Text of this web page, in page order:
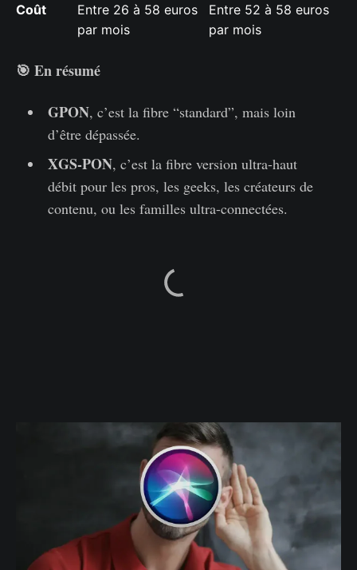
Coût
Entre 26 à 58 euros
par mois
Entre 52 à 58 euros
par mois
🎯 En résumé
GPON, c’est la fibre “standard”, mais loin
d’être dépassée.
XGS-PON, c’est la fibre version ultra-haut
débit pour les pros, les geeks, les créateurs de
contenu, ou les familles ultra-connectées.